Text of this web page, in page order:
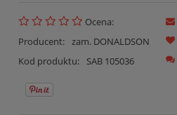
Ocena:
Producent: zam. DONALDSON
Kod produktu:
SAB 105036